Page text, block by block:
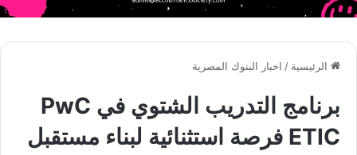
الرئيسية / اخبار البنوك المصرية
برنامج التدريب الشتوي في PwC
ETIC فرصة استثنائية لبناء مستقبل